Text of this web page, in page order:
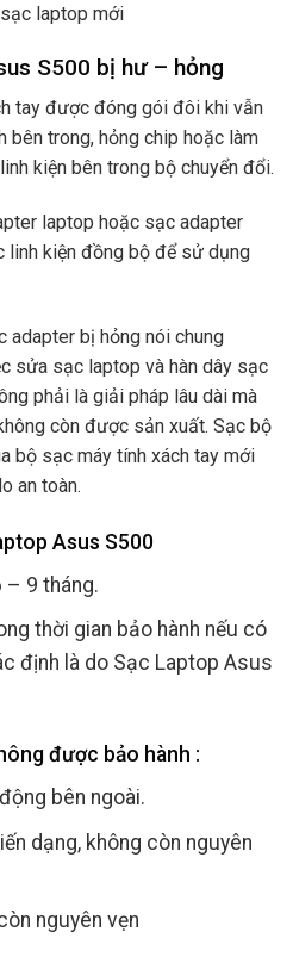
laptop mới
S500 bị hư – hỏng
tay được đóng gói đôi khi vẫn
bên trong, hỏng chip hoặc làm
kiện bên trong bộ chuyển đổi.
laptop hoặc sạc adapter
linh kiện đồng bộ để sử dụng
adapter bị hỏng nói chung
sửa sạc laptop và hàn dây sạc
phải là giải pháp lâu dài mà
còn được sản xuất. Sạc bộ
bộ sạc máy tính xách tay mới
an toàn.
Asus S500
– 9 tháng.
thời gian bảo hành nếu có
định là do Sạc Laptop Asus
được bảo hành :
bên ngoài.
dạng, không còn nguyên
nguyên vẹn